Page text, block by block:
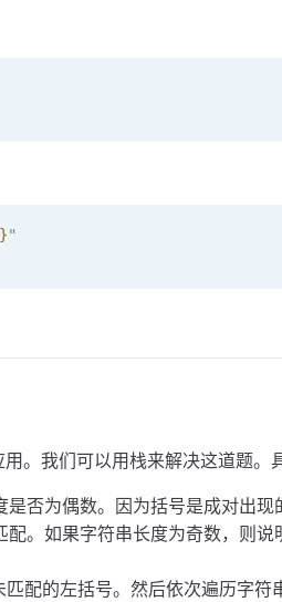
"
。我们可以用栈来解决这道题。
是否为偶数。因为括号是成对出
配。如果字符串长度为奇数，则说
匹配的左括号。然后依次遍历字符